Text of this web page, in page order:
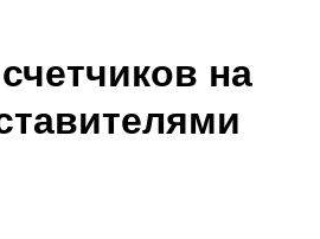
на